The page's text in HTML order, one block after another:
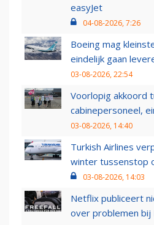
easyJet
04-08-2026, 7:26
Boeing mag
eindelijk gaan
03-08-2026, 22:54
Voorlopig akkoord
cabinepersoneel,
03-08-2026, 14:40
Turkish Airlines
winter tussenstop
03-08-2026, 14:03
Netflix publiceert
over problemen bij